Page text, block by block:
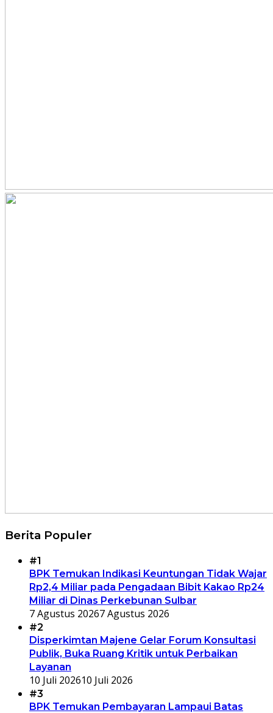
Berita Populer
#1
BPK Temukan Indikasi Keuntungan Tidak Wajar
Rp2,4 Miliar pada Pengadaan Bibit Kakao Rp24
Miliar di Dinas Perkebunan Sulbar
7 Agustus 20267 Agustus 2026
#2
Disperkimtan Majene Gelar Forum Konsultasi
Publik, Buka Ruang Kritik untuk Perbaikan
Layanan
10 Juli 202610 Juli 2026
#3
BPK Temukan Pembayaran Lampaui Batas